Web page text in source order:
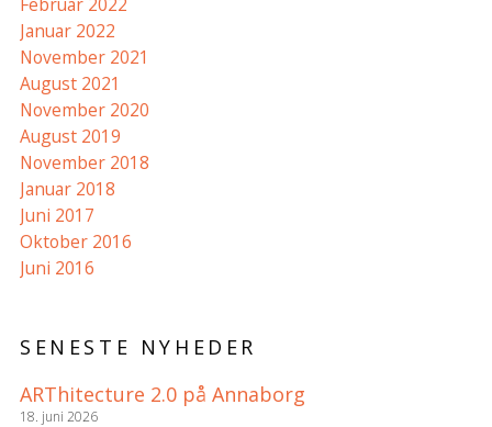
Januar 2022
November 2021
August 2021
November 2020
August 2019
November 2018
Januar 2018
Juni 2017
Oktober 2016
Juni 2016
SENESTE NYHEDER
ARThitecture 2.0 på Annaborg
18. juni 2026